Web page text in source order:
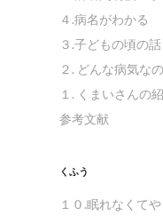
４.病名がわかる
３.子どもの頃の話
２. どんな病気な
１. くまいさんの
参考文献
くふう
１０.眠れなくて